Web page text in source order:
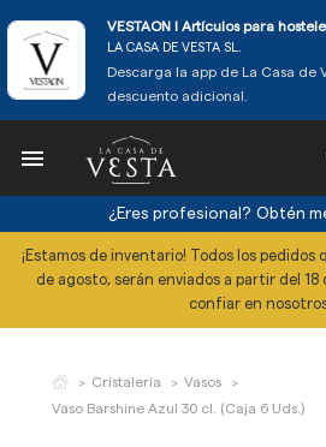
VESTAON l Artículos para
LA CASA DE VESTA SL.
Descarga la app de La Casa de
descuento adicional.

¿Eres profesional? Obtén
¡Estamos de inventario! Todos los pedidos
de agosto, serán enviados a partir del 18
confiar en
Cristalería
Vasos
Vaso Barshine Azul 30 cl. (Caja 6 Uds.)